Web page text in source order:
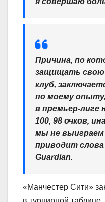
Причина, по
защищать свою
клуб,
по моему
в премьер‑лиге
100, 98 очков,
мы не
приводит
Guardian.
«Манчестер Сити»